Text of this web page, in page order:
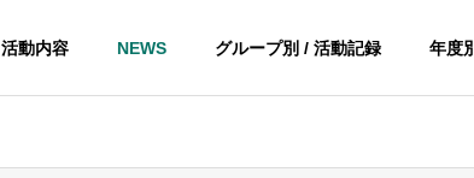
活動内容 NEWS グループ別 / 活動記録 年度